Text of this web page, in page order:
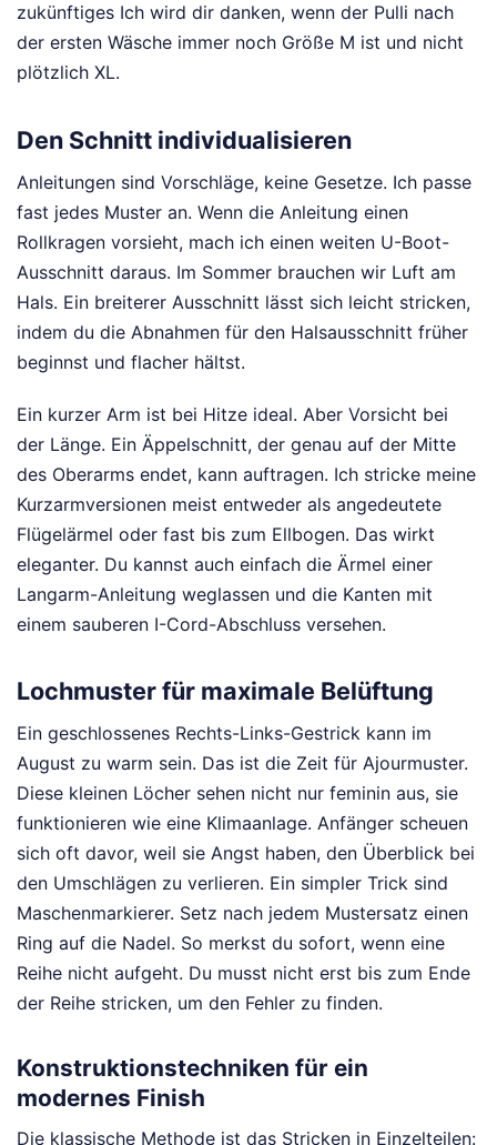
zukünftiges Ich wird dir danken, wenn der Pulli nach
der ersten Wäsche immer noch Größe M ist und nicht
plötzlich XL.
Den Schnitt individualisieren
Anleitungen sind Vorschläge, keine Gesetze. Ich passe
fast jedes Muster an. Wenn die Anleitung einen
Rollkragen vorsieht, mach ich einen weiten U-Boot-
Ausschnitt daraus. Im Sommer brauchen wir Luft am
Hals. Ein breiterer Ausschnitt lässt sich leicht stricken,
indem du die Abnahmen für den Halsausschnitt früher
beginnst und flacher hältst.
Ein kurzer Arm ist bei Hitze ideal. Aber Vorsicht bei
der Länge. Ein Äppelschnitt, der genau auf der Mitte
des Oberarms endet, kann auftragen. Ich stricke meine
Kurzarmversionen meist entweder als angedeutete
Flügelärmel oder fast bis zum Ellbogen. Das wirkt
eleganter. Du kannst auch einfach die Ärmel einer
Langarm-Anleitung weglassen und die Kanten mit
einem sauberen I-Cord-Abschluss versehen.
Lochmuster für maximale Belüftung
Ein geschlossenes Rechts-Links-Gestrick kann im
August zu warm sein. Das ist die Zeit für Ajourmuster.
Diese kleinen Löcher sehen nicht nur feminin aus, sie
funktionieren wie eine Klimaanlage. Anfänger scheuen
sich oft davor, weil sie Angst haben, den Überblick bei
den Umschlägen zu verlieren. Ein simpler Trick sind
Maschenmarkierer. Setz nach jedem Mustersatz einen
Ring auf die Nadel. So merkst du sofort, wenn eine
Reihe nicht aufgeht. Du musst nicht erst bis zum Ende
der Reihe stricken, um den Fehler zu finden.
Konstruktionstechniken für ein
modernes Finish
Die klassische Methode ist das Stricken in Einzelteilen: